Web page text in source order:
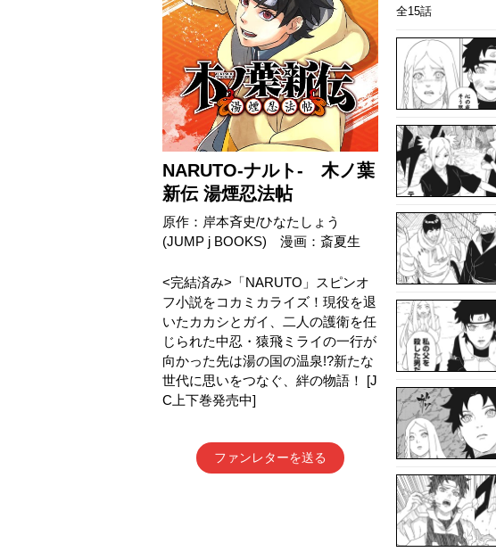
NARUTO-ナルト- 木ノ葉
新伝 湯煙忍法帖
原作：岸本斉史/ひなたしょう
(JUMP j BOOKS) 漫画：斎夏生
<完結済み>「NARUTO」スピンオ
フ小説をコカミカライズ！現役を退
いたカカシとガイ、二人の護衛を任
じられた中忍・猿飛ミライの一行が
向かった先は湯の国の温泉!?新たな
世代に思いをつなぐ、絆の物語！ [J
C上下巻発売中]
ファンレターを送る
全15話